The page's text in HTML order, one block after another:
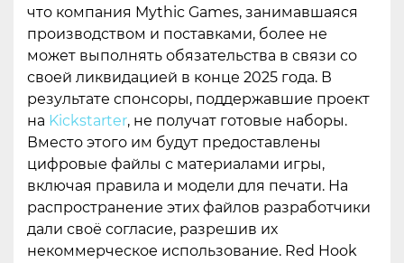
что компания Mythic Games, занимавшаяся
производством и поставками, более не
может выполнять обязательства в связи со
своей ликвидацией в конце 2025 года. В
результате спонсоры, поддержавшие проект
на Kickstarter, не получат готовые наборы.
Вместо этого им будут предоставлены
цифровые файлы с материалами игры,
включая правила и модели для печати. На
распространение этих файлов разработчики
дали своё согласие, разрешив их
некоммерческое использование. Red Hook